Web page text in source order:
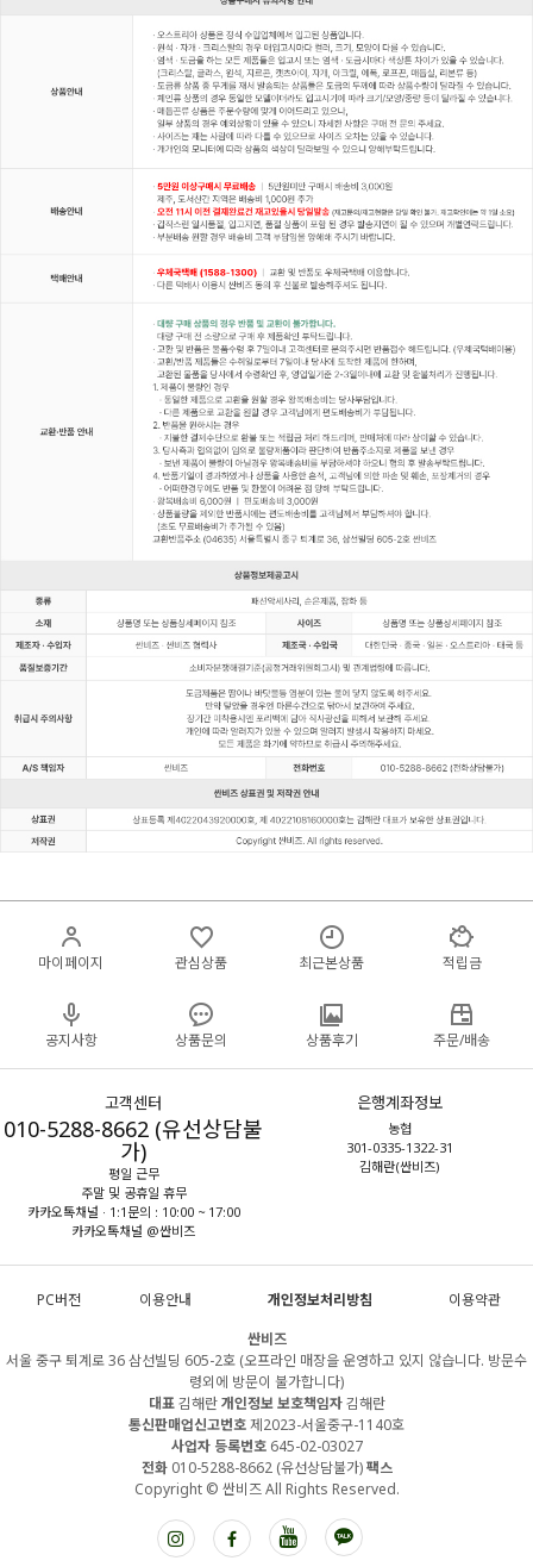
마이페이지 관심상품 최근본상품 적립금
공지사항 상품문의 상품후기 주문/배송
고객센터
010-5288-8662 (유선상담불
가)
평일 근무
주말 및 공휴일 휴무
카카오톡채널 · 1:1문의 : 10:00 ~ 17:00
카카오톡채널 @싼비즈
은행계좌정보
농협
301-0335-1322-31
김해란(싼비즈)
PC버전 이용안내 개인정보처리방침
이용약관
싼비즈
서울 중구 퇴계로 36 삼선빌딩 605-2호 (오프라인 매장을 운영하고 있지 않습니다. 방문수
령외에 방문이 불가합니다)
대표김해란개인정보 보호책임자김해란
통신판매업신고번호제2023-서울중구-1140호
사업자 등록번호645-02-03027
전화010-5288-8662 (유선상담불가)팩스
Copyright © 싼비즈 All Rights Reserved.